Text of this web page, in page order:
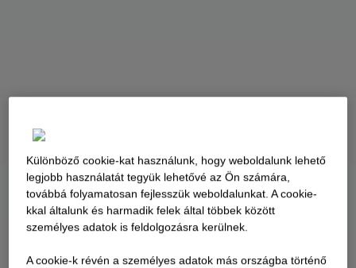
Különböző cookie-kat használunk, hogy weboldalunk lehető
legjobb használatát tegyük lehetővé az Ön számára,
továbbá folyamatosan fejlesszük weboldalunkat. A cookie-
kkal általunk és harmadik felek által többek között
személyes adatok is feldolgozásra kerülnek.
A cookie-k révén a személyes adatok más országba történő